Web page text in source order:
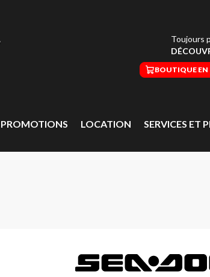
Toujours
BOUTIQUE EN
PROMOTIONS LOCATION SERVICES ET